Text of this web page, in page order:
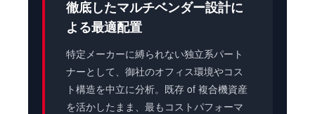
徹底したマルチベンダー設計に
よる最適配置
特定メーカーに縛られない独立系パート
ナーとして、御社のオフィス環境やコス
ト構造を中立に分析。既存 of 複合機資産
を活かしたまま、最もコストパフォーマ